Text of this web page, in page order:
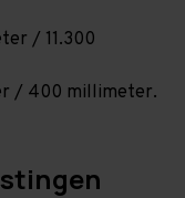
/ 11.300
/ 400 millimeter.